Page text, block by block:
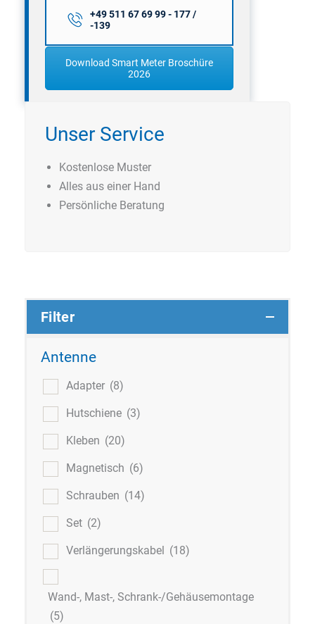
+49 511 67 69 99 - 177 /
-139
Download Smart Meter Broschüre
2026
Unser Service
Kostenlose Muster
Alles aus einer Hand
Persönliche Beratung
Filter
Antenne
Adapter (8)
Hutschiene (3)
Kleben (20)
Magnetisch (6)
Schrauben (14)
Set (2)
Verlängerungskabel (18)
Wand-, Mast-, Schrank-/Gehäusemontage
(5)